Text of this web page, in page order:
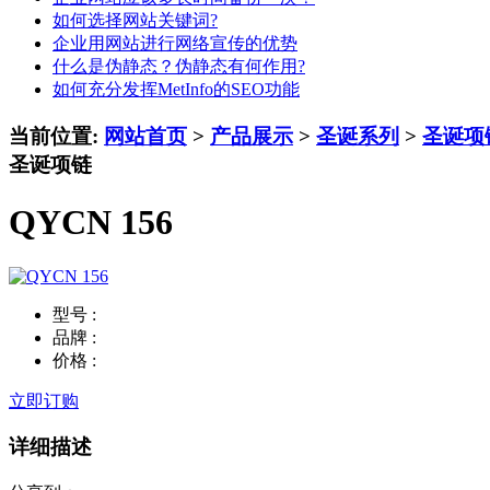
如何选择网站关键词?
企业用网站进行网络宣传的优势
什么是伪静态？伪静态有何作用?
如何充分发挥MetInfo的SEO功能
当前位置: 网站首页 > 产品展示 > 圣诞系列 > 圣诞项
圣诞项链
QYCN 156
型号 :
品牌 :
价格 :
立即订购
详细描述